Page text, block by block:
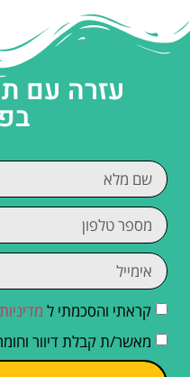
עזרה עם
קראתי והסכמתי ל
מאשר/ת קבלת דיוור